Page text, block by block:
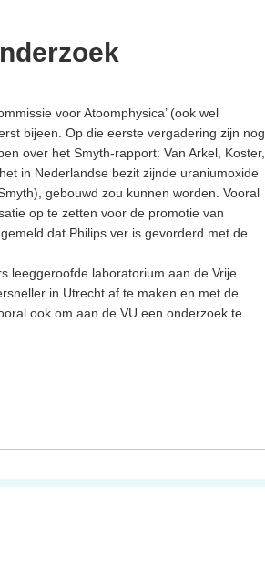
voor Atoomphysica’ (ook wel
bijeen. Op die eerste vergadering zijn nog
over het Smyth-rapport: Van Arkel, Koster,
in Nederlandse bezit zijnde uraniumoxide
gebouwd zou kunnen worden. Vooral
op te zetten voor de promotie van
dat Philips ver is gevorderd met de
leeggeroofde laboratorium aan de Vrije
in Utrecht af te maken en met de
ook om aan de VU een onderzoek te